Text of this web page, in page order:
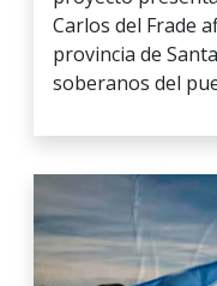
Carlos del Frade
provincia de
soberanos del